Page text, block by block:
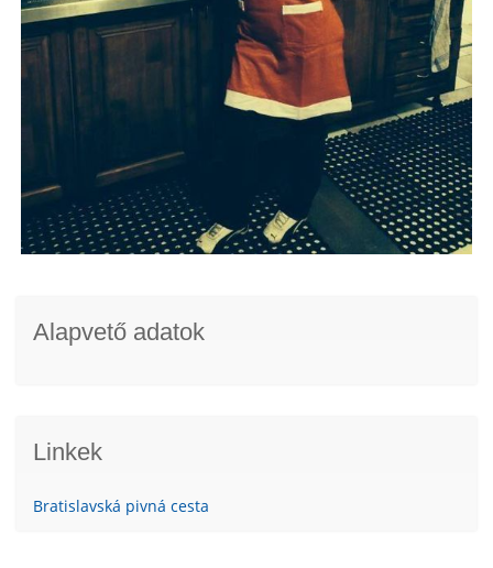
Alapvető adatok
Linkek
Bratislavská pivná cesta